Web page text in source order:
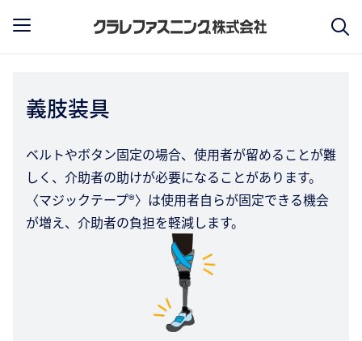
義肢装具
ベルトやボタン固定の場合、使用者が留めることが難
しく、介助者の助けが必要になることがあります。
〈マジックテープ®〉は使用者自らが固定できる機会
が増え、介助者の負担を軽減します。